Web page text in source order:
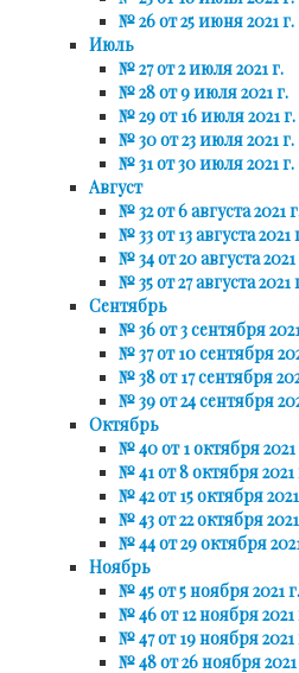
№ 26 от 25 июня 2021 г.
Июль
№ 27 от 2 июля 2021 г.
№ 28 от 9 июля 2021 г.
№ 29 от 16 июля 2021 г.
№ 30 от 23 июля 2021 г.
№ 31 от 30 июля 2021 г.
Август
№ 32 от 6 августа 2021
№ 33 от 13 августа 2021
№ 34 от 20 августа 2021
№ 35 от 27 августа 2021
Сентябрь
№ 36 от 3 сентября
№ 37 от 10 сентября
№ 38 от 17 сентября
№ 39 от 24 сентября
Октябрь
№ 40 от 1 октября 2021
№ 41 от 8 октября 2021
№ 42 от 15 октября
№ 43 от 22 октября
№ 44 от 29 октября
Ноябрь
№ 45 от 5 ноября 2021 г.
№ 46 от 12 ноября 2021
№ 47 от 19 ноября 2021
№ 48 от 26 ноября 2021